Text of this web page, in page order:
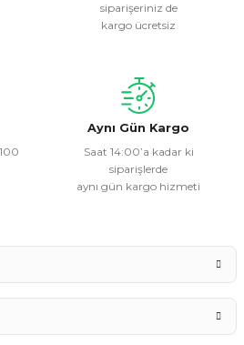
veya görüntülenemiyor.
daha pahalı.
olmalı.
siparişeriniz de
kargo ücretsiz
Aynı Gün Kargo
Saat 14:00’a kadar ki
siparişlerde
aynı gün kargo hizmeti